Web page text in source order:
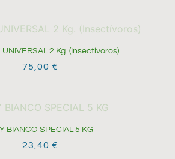
UNIVERSAL 2 Kg. (Insectívoros)
75,00 €
BIANCO SPECIAL 5 KG
23,40 €